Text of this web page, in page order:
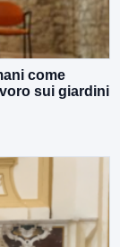
come
sui giardini